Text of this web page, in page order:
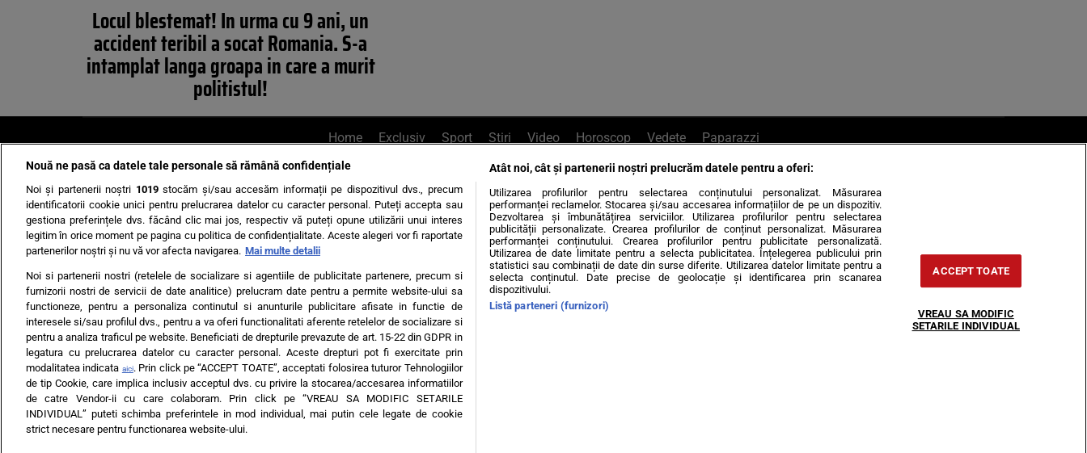
Locul blestemat! In urma cu 9 ani, un
accident teribil a socat Romania. S-a
intamplat langa groapa in care a murit
politistul!
Home Exclusiv Sport Știri Video Horoscop Vedete Paparazzi
AI UN PONT? Scrie-ne pe Whatsapp, sună la 0741226226 sau trimite mail la pont@cancan.ro
Știri interne Știri externe Politică
Ultimele stiri Diete Insula Iubirii Dictionar de vise LIFE STYLE Horoscop
Echipa editorială Termeni si condiții Politica de confidențialitate
Nouă ne pasă ca datele tale personale să rămână confidențiale
Noi și partenerii noștri 1019stocăm și/sau accesăm informații pe dispozitivul dvs., precum
identificatorii cookie unici pentru prelucrarea datelor cu caracter personal. Puteți accepta sau
gestiona preferințele dvs. făcând clic mai jos, respectiv vă puteți opune utilizării unui interes
legitim în orice moment pe pagina cu politica de confidențialitate. Aceste alegeri vor fi raportate
partenerilor noștri și nu vă vor afecta navigarea. Mai multe detalii
Noi si partenerii nostri (retelele de socializare si agentiile de publicitate partenere, precum si
furnizorii nostri de servicii de date analitice) prelucram date pentru a permite website-ului sa
functioneze, pentru a personaliza continutul si anunturile publicitare afisate in functie de
interesele si/sau profilul dvs., pentru a va oferi functionalitati aferente retelelor de socializare si
pentru a analiza traficul pe website. Beneficiati de drepturile prevazute de art. 15-22 din GDPR in
legatura cu prelucrarea datelor cu caracter personal. Aceste drepturi pot fi exercitate prin
modalitatea indicata aici. Prin click pe “ACCEPT TOATE”, acceptati folosirea tuturor Tehnologiilor
de tip Cookie, care implica inclusiv acceptul dvs. cu privire la stocarea/accesarea informatiilor
de catre Vendor-ii cu care colaboram. Prin click pe “VREAU SA MODIFIC SETARILE
INDIVIDUAL” puteti schimba preferintele in mod individual, mai putin cele legate de cookie
strict necesare pentru functionarea website-ului.
Atât noi, cât și partenerii noștri prelucrăm datele pentru a oferi:
Utilizarea profilurilor pentru selectarea conținutului personalizat. Măsurarea
performanței reclamelor. Stocarea și/sau accesarea informațiilor de pe un dispozitiv.
Dezvoltarea și îmbunătățirea serviciilor. Utilizarea profilurilor pentru selectarea
publicității personalizate. Crearea profilurilor de conținut personalizat. Măsurarea
performanței conținutului. Crearea profilurilor pentru publicitate personalizată.
Utilizarea de date limitate pentru a selecta publicitatea. Înțelegerea publicului prin
statistici sau combinații de date din surse diferite. Utilizarea datelor limitate pentru a
selecta conținutul. Date precise de geolocație și identificarea prin scanarea
dispozitivului.
Listă parteneri (furnizori)
ACCEPT TOATE
VREAU SA MODIFIC
SETARILE INDIVIDUAL